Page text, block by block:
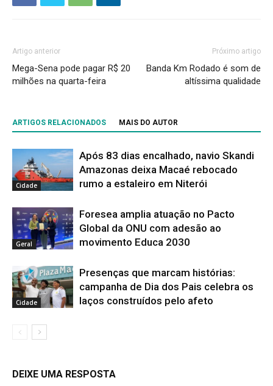
Artigo anterior
Mega-Sena pode pagar R$ 20
milhões na quarta-feira
Próximo artigo
Banda Km Rodado é som de
altíssima qualidade
ARTIGOS RELACIONADOS MAIS DO AUTOR
Cidade
Após 83 dias encalhado, navio Skandi
Amazonas deixa Macaé rebocado
rumo a estaleiro em Niterói
Geral
Foresea amplia atuação no Pacto
Global da ONU com adesão ao
movimento Educa 2030
Cidade
Presenças que marcam histórias:
campanha de Dia dos Pais celebra os
laços construídos pelo afeto
DEIXE UMA RESPOSTA